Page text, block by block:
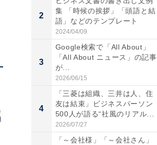
2
集 「時候の挨拶」「頭語と結
語」などのテンプレート
2024/04/09
3
Google検索で「All About」
「All About ニュース」の記事
が...
2026/06/15
4
「三菱は組織、三井は人、住
友は結束」ビジネスパーソン
500人が語る“社風のリアル...
2026/07/27
「～会社様」「～会社さん」